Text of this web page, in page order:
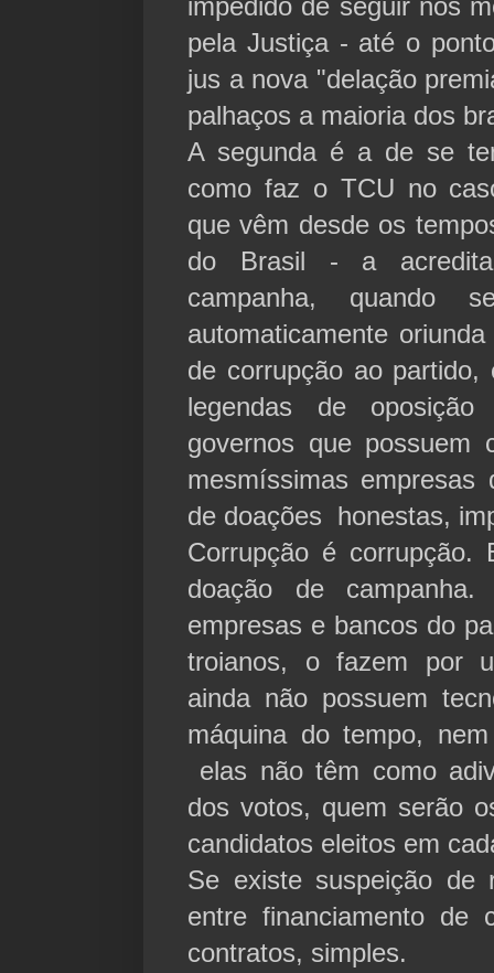
impedido de seguir nos
pela Justiça - até o
jus a nova "delação
palhaços a maioria dos
A segunda é a de se
como faz o TCU no
que vêm desde os
do Brasil - a
campanha,
automaticamente
de corrupção ao
legendas de
governos que possuem
mesmíssimas
de doações honestas,
Corrupção é corrupção.
doação de
empresas e bancos do
troianos, o fazem por
ainda não possuem
máquina do tempo,
elas não têm como
dos votos, quem serão
candidatos eleitos em
Se existe suspeição de
entre financiamento de
contratos, simples.